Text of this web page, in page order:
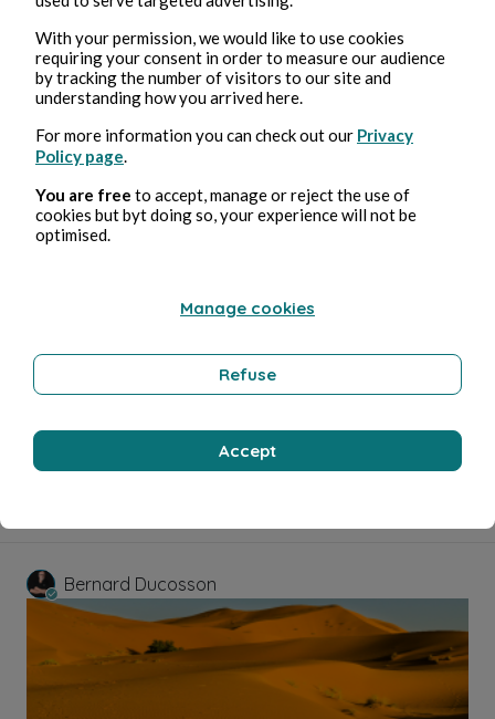
2 août 2026 min de lecture
Ejaculateur
Érotisme
Colimaçon
Bernard Ducosson
With your permission, we would like to use cookies
requiring your consent in order to measure our audience
by tracking the number of visitors to our site and
understanding how you arrived here.
For more information you can check out our Privacy
Policy page
You are free to accept, manage or reject the use of
cookies but byt doing so, your experience will not be
optimised.
Manage cookies
Refuse
Accept